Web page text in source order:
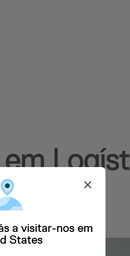
a visitar-nos em
States